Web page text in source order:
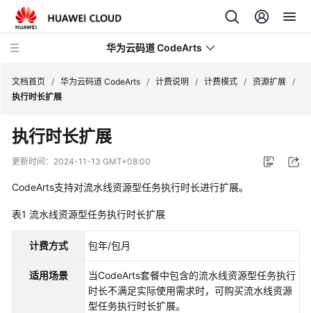
华为云码道 CodeArts
产
品
介
费
明
CodeArts
文档首页 / 华为云码道 CodeArts / 计费说明 / 计费模式 / 资源扩展 /
执行时长扩展
执行时长扩展
更新时间： 2024-11-13 GMT+08:00
CodeArts支持对流水线资源型任务执行时长进行扩展。
表1 流水线资源型任务执行时长扩展
计费方式 包年/包月
适用场景
当CodeArts套餐中包含的流水线资源型任务执行
时长不满足实际使用需求时，可购买流水线资源
型任务执行时长扩展。